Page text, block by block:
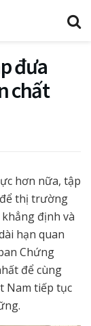
đưa
chất
hơn nữa, tập
thị trường
định và
hạn quan
Chứng
để cùng
Nam tiếp tục